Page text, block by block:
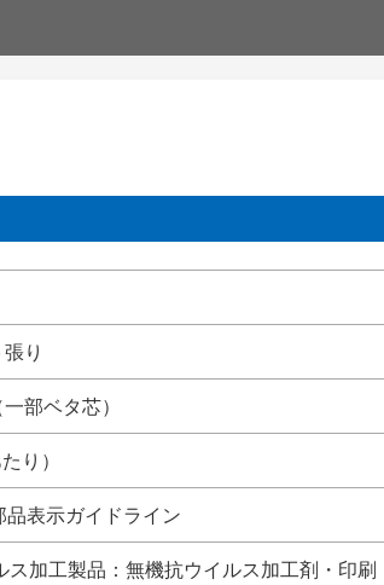
り
部ベタ芯）
り）
示ガイドライン
ス加工製品：無機抗ウイルス加工剤・印